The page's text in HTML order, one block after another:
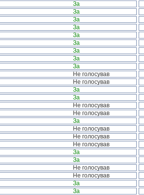
За
За
За
За
За
За
За
За
За
Не голосував
Не голосував
За
За
Не голосував
Не голосував
За
Не голосував
Не голосував
Не голосував
За
За
Не голосував
Не голосував
За
За